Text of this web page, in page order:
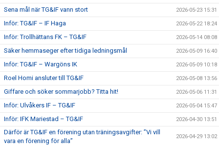
Sena mål när TG&IF vann stort 2026-05-23 15:31
Inför: TG&IF – IF Haga 2026-05-22 18:24
Inför: Trollhättans FK – TG&IF 2026-05-14 08:08
Säker hemmaseger efter tidiga ledningsmål 2026-05-09 16:40
Inför: TG&IF – Wargöns IK 2026-05-09 10:18
Roel Homi ansluter till TG&IF 2026-05-08 13:56
Giffare och söker sommarjobb? Titta hit! 2026-05-06 11:31
Inför: Ulvåkers IF – TG&IF 2026-05-04 15:47
Inför: IFK Mariestad – TG&IF 2026-04-30 13:51
Därför är TG&IF en förening utan träningsavgifter: ”Vi vill
vara en förening för alla”
2026-04-29 13:02